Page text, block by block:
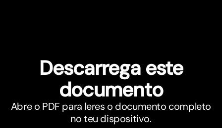
Descarrega este
documento
Abre o PDF para leres o documento completo
no teu dispositivo.